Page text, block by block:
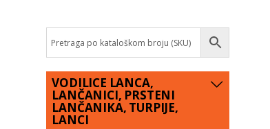
VODILICE LANCA,
LANČANICI, PRSTENI
LANČANIKA, TURPIJE,
LANCI